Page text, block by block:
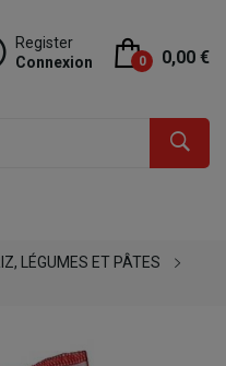
Register
Connexion
0 0,00 €
LÉGUMES ET PÂTES